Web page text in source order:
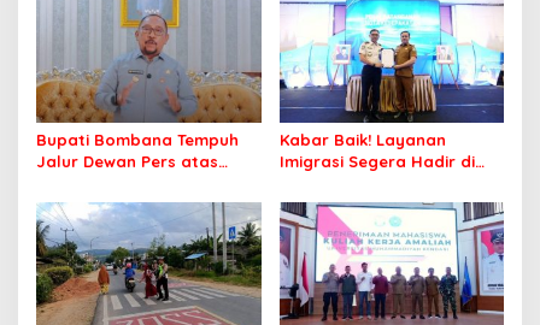
Bupati Bombana Tempuh
Jalur Dewan Pers atas
Korupsi Jembatan Cirauci II
Kabar Baik! Layanan
Imigrasi Segera Hadir di
Perlu Lagi ke Kendari